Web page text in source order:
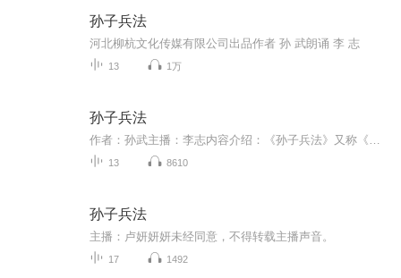
孙子兵法
河北柳杭文化传媒有限公司出品作者 孙 武朗诵 李 志
13 1万
孙子兵法
13 8610
孙子兵法
主播：卢妍妍妍未经同意，不得转载主播声音。
17 1492